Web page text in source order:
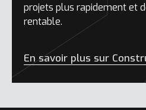
projets plus rapidement et
rentable.
En savoir plus sur